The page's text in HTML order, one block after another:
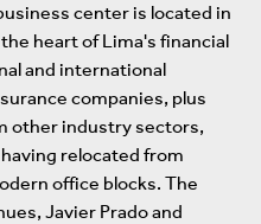
center is located in
heart of Lima's financial
and international
companies, plus
other industry sectors,
relocated from
office blocks. The
Javier Prado and